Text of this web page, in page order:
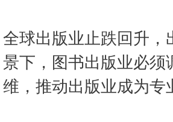
全球出版业止跌回升，
景下，图书出版业必须
维，推动出版业成为专